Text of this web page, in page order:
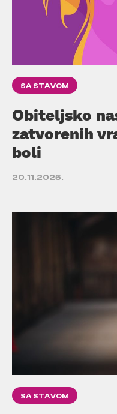
SA STAVOM
Obiteljsko
zatvorenih
boli
20.11.2025.
SA STAVOM